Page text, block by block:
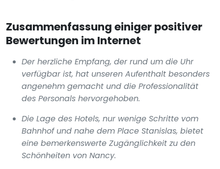
Zusammenfassung einiger positiver
Bewertungen im Internet
Der herzliche Empfang, der rund um die Uhr
verfügbar ist, hat unseren Aufenthalt besonders
angenehm gemacht und die Professionalität
des Personals hervorgehoben.
Die Lage des Hotels, nur wenige Schritte vom
Bahnhof und nahe dem Place Stanislas, bietet
eine bemerkenswerte Zugänglichkeit zu den
Schönheiten von Nancy.